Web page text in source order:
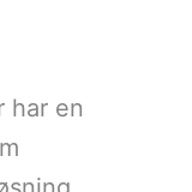
har en